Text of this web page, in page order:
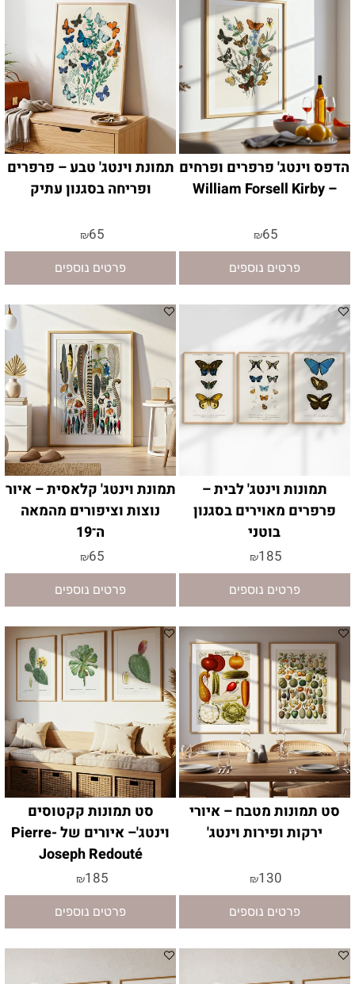
הדפס וינטג' פרפרים ופרחים
– William Forsell Kirby
₪65
פרטים נוספים
תמונת וינטג' טבע – פרפרים
ופריחה בסגנון עתיק
₪65
פרטים נוספים
תמונות וינטג' לבית –
פרפרים מאוירים בסגנון
בוטני
₪185
פרטים נוספים
תמונת וינטג' קלאסית – איור
נוצות וציפורים מהמאה
ה־19
₪65
פרטים נוספים
סט תמונות מטבח – איורי
ירקות ופירות וינטג'
₪130
פרטים נוספים
סט תמונות קקטוסים
וינטג'– איורים של Pierre-
Joseph Redouté
₪185
פרטים נוספים